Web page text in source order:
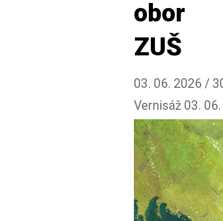
obor
ZUŠ
03. 06. 2026 /
Vernisáž 03.